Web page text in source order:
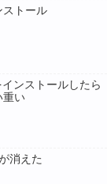
ストール
ンストールしたら
重い
消えた